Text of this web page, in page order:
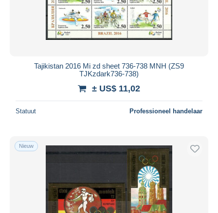
Tajikistan 2016 Mi zd sheet 736-738 MNH (ZS9
TJKzdark736-738)
± US$ 11,02
Statuut Professioneel handelaar
Nieuw